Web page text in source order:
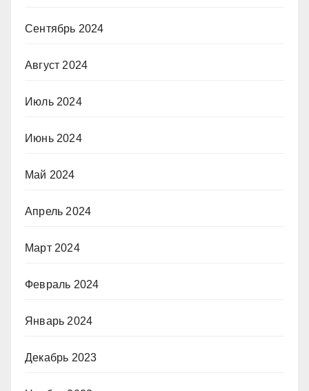
Сентябрь 2024
Август 2024
Июль 2024
Июнь 2024
Май 2024
Апрель 2024
Март 2024
Февраль 2024
Январь 2024
Декабрь 2023